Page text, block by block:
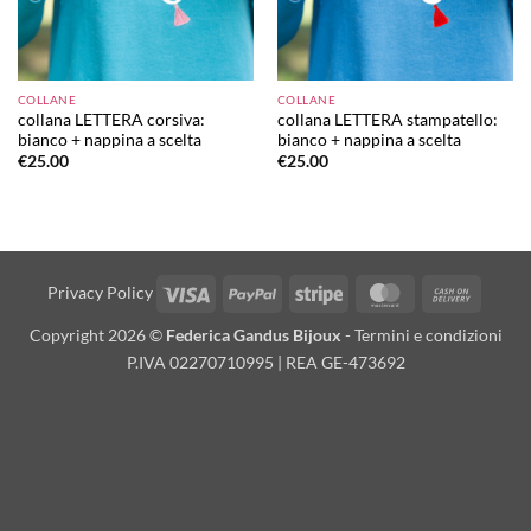
COLLANE
collana LETTERA corsiva:
bianco + nappina a scelta
€25.00
COLLANE
collana LETTERA stampatello:
bianco + nappina a scelta
€25.00
Privacy Policy Visa PayPal Stripe MasterCard
Copyright 2026 © Federica Gandus Bijoux - Termini e condizioni
P.IVA 02270710995 | REA GE-473692